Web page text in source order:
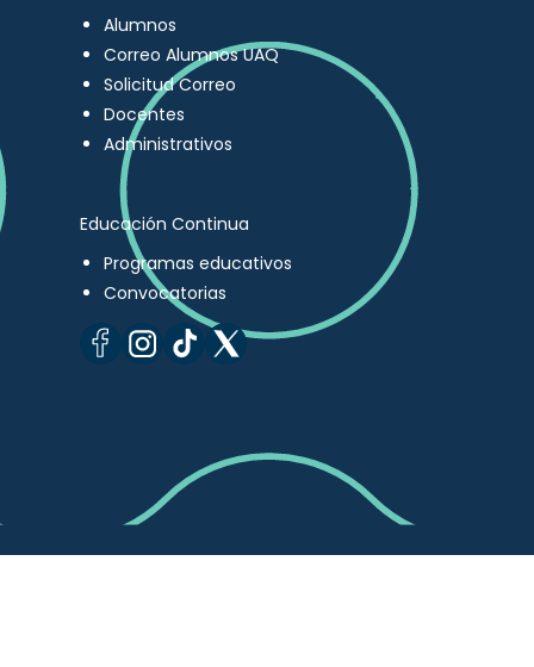
Alumnos
Correo Alumnos UAQ
Solicitud Correo
Docentes
Administrativos
Educación Continua
Programas educativos
Convocatorias